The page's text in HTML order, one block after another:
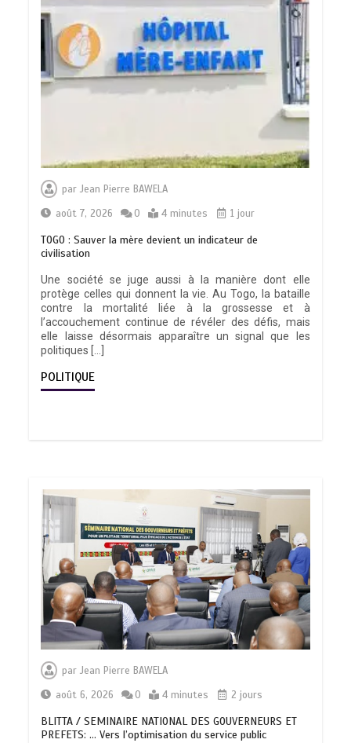
parJean Pierre BAWELA
août 7, 2026
0 4 minutes 1 jour
TOGO : Sauver la mère devient un indicateur de
civilisation
Une société se juge aussi à la manière dont elle
protège celles qui donnent la vie. Au Togo, la bataille
contre la mortalité liée à la grossesse et à
l’accouchement continue de révéler des défis, mais
elle laisse désormais apparaître un signal que les
politiques […]
POLITIQUE
parJean Pierre BAWELA
août 6, 2026
0 4 minutes 2 jours
BLITTA / SEMINAIRE NATIONAL DES GOUVERNEURS ET
PREFETS: … Vers l’optimisation du service public